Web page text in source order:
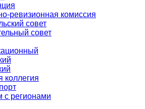
ревизионная комиссия
совет
совет
коллегия
с регионами